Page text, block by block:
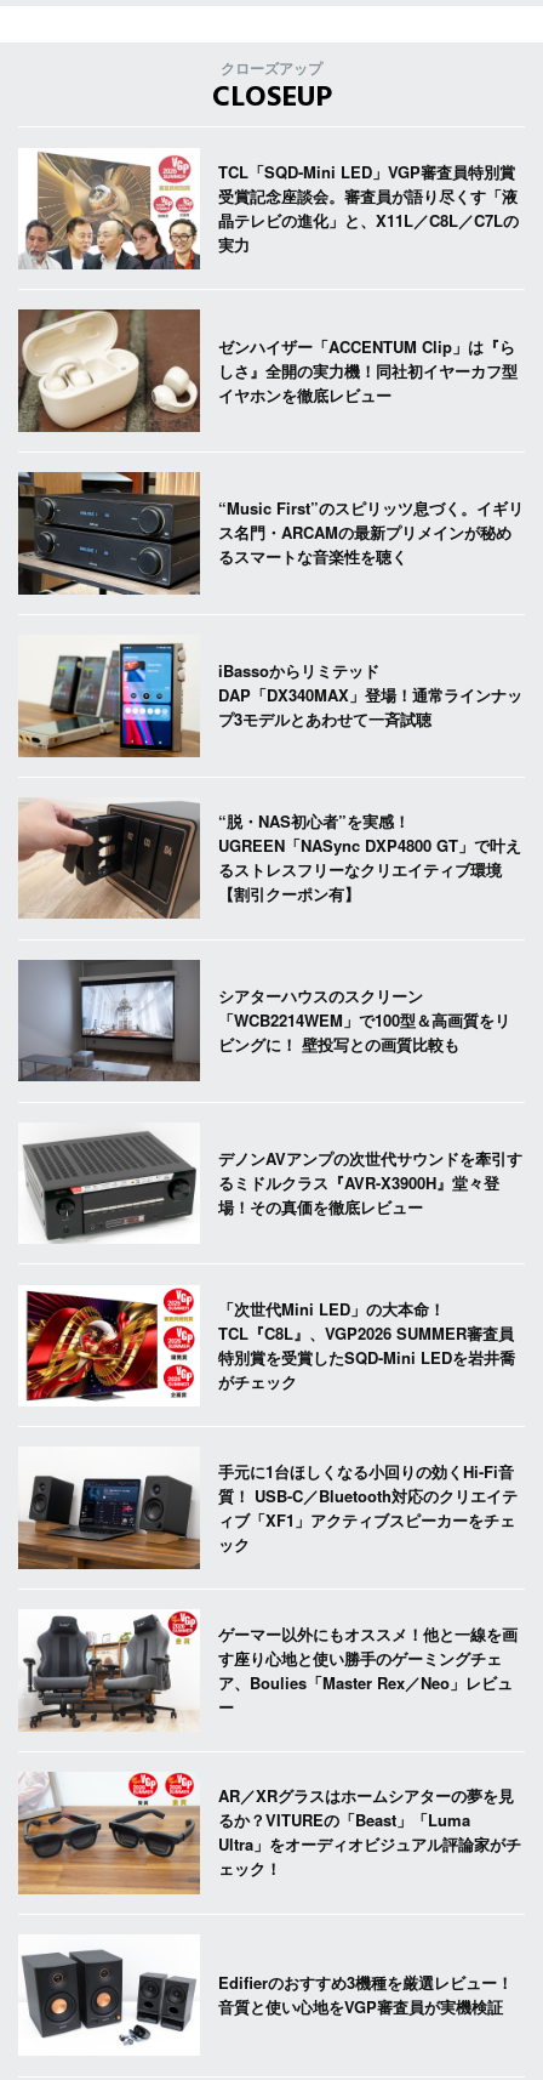
クローズアップ
CLOSEUP
TCL「SQD-Mini LED」VGP審査員特別賞
受賞記念座談会。審査員が語り尽くす「液
晶テレビの進化」と、X11L／C8L／C7Lの
実力
ゼンハイザー「ACCENTUM Clip」は『ら
しさ』全開の実力機！同社初イヤーカフ型
イヤホンを徹底レビュー
“Music First”のスピリッツ息づく。イギリ
ス名門・ARCAMの最新プリメインが秘め
るスマートな音楽性を聴く
iBassoからリミテッド
DAP「DX340MAX」登場！通常ラインナッ
プ3モデルとあわせて一斉試聴
“脱・NAS初心者”を実感！
UGREEN「NASync DXP4800 GT」で叶え
るストレスフリーなクリエイティブ環境
【割引クーポン有】
シアターハウスのスクリーン
「WCB2214WEM」で100型＆高画質をリ
ビングに！ 壁投写との画質比較も
デノンAVアンプの次世代サウンドを牽引す
るミドルクラス『AVR-X3900H』堂々登
場！その真価を徹底レビュー
「次世代Mini LED」の大本命！
TCL『C8L』、VGP2026 SUMMER審査員
特別賞を受賞したSQD-Mini LEDを岩井喬
がチェック
手元に1台ほしくなる小回りの効くHi-Fi音
質！ USB-C／Bluetooth対応のクリエイテ
ィブ「XF1」アクティブスピーカーをチェ
ック
ゲーマー以外にもオススメ！他と一線を画
す座り心地と使い勝手のゲーミングチェ
ア、Boulies「Master Rex／Neo」レビュ
ー
AR／XRグラスはホームシアターの夢を見
るか？VITUREの「Beast」「Luma
Ultra」をオーディオビジュアル評論家がチ
ェック！
Edifierのおすすめ3機種を厳選レビュー！
音質と使い心地をVGP審査員が実機検証